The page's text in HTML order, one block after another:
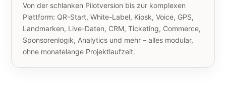
Von der schlanken Pilotversion bis zur komplexen
Plattform: QR-Start, White-Label, Kiosk, Voice, GPS,
Landmarken, Live-Daten, CRM, Ticketing, Commerce,
Sponsorenlogik, Analytics und mehr – alles modular,
ohne monatelange Projektlaufzeit.